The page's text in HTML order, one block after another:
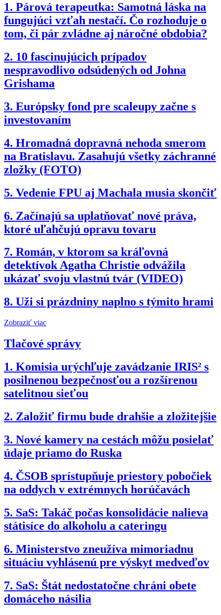
1. Párová terapeutka: Samotná láska na
fungujúci vzťah nestačí. Čo rozhoduje o
tom, či pár zvládne aj náročné obdobia?
2. 10 fascinujúcich prípadov
nespravodlivo odsúdených od Johna
Grishama
3. Európsky fond pre scaleupy začne s
investovaním
4. Hromadná dopravná nehoda smerom
na Bratislavu. Zasahujú všetky záchranné
zložky (FOTO)
5. Vedenie FPU aj Machala musia skončiť
6. Začínajú sa uplatňovať nové práva,
ktoré uľahčujú opravu tovaru
7. Román, v ktorom sa kráľovná
detektívok Agatha Christie odvážila
ukázať svoju vlastnú tvár (VIDEO)
8. Uži si prázdniny naplno s týmito hrami
Zobraziť viac
Tlačové správy
1. Komisia urýchľuje zavádzanie IRIS² s
posilnenou bezpečnosťou a rozšírenou
satelitnou sieťou
2. Založiť firmu bude drahšie a zložitejšie
3. Nové kamery na cestách môžu posielať
údaje priamo do Ruska
4. ČSOB sprístupňuje priestory pobočiek
na oddych v extrémnych horúčavách
5. SaS: Takáč počas konsolidácie nalieva
státisíce do alkoholu a cateringu
6. Ministerstvo zneužíva mimoriadnu
situáciu vyhlásenú pre výskyt medveďov
7. SaS: Štát nedostatočne chráni obete
domáceho násilia